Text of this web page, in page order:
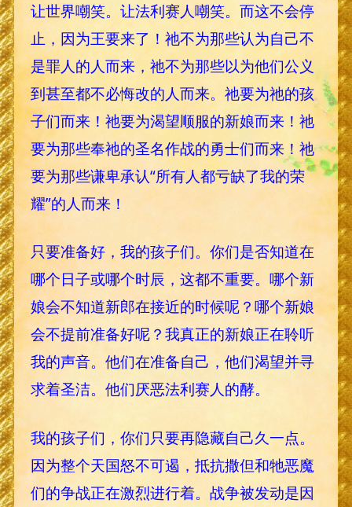
让世界嘲笑。让法利赛人嘲笑。而这不会停
止，因为王要来了！祂不为那些认为自己不
是罪人的人而来，祂不为那些以为他们公义
到甚至都不必悔改的人而来。祂要为祂的孩
子们而来！祂要为渴望顺服的新娘而来！祂
要为那些奉祂的圣名作战的勇士们而来！祂
要为那些谦卑承认“所有人都亏缺了我的荣
耀”的人而来！
只要准备好，我的孩子们。你们是否知道在
哪个日子或哪个时辰，这都不重要。哪个新
娘会不知道新郎在接近的时候呢？哪个新娘
会不提前准备好呢？我真正的新娘正在聆听
我的声音。他们在准备自己，他们渴望并寻
求着圣洁。他们厌恶法利赛人的酵。
我的孩子们，你们只要再隐藏自己久一点。
因为整个天国怒不可遏，抵抗撒但和牠恶魔
们的争战正在激烈进行着。战争被发动是因